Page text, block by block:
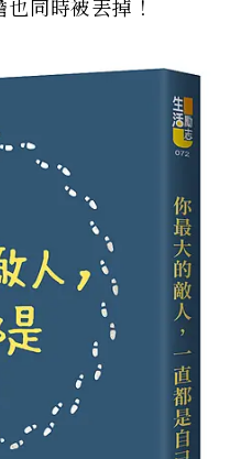
同時被丟掉！